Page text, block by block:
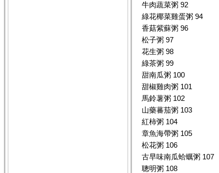
牛肉蔬菜粥 92
綠花椰菜雞蛋粥 94
香菇紫蘇粥 96
松子粥 97
花生粥 98
綠茶粥 99
甜南瓜粥 100
甜椒雞肉粥 101
馬鈴薯粥 102
山藥蕃茄粥 103
紅柿粥 104
章魚海帶粥 105
松花粥 106
古早味南瓜蛤蠣粥 107
聰明粥 108